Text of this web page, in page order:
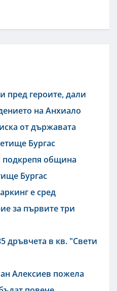
пред героите, дали
на Анхиало
от държавата
Бургас
подкрепя община
Бургас
е сред
за първите три
дръвчета в кв. "Свети
Алексиев пожела